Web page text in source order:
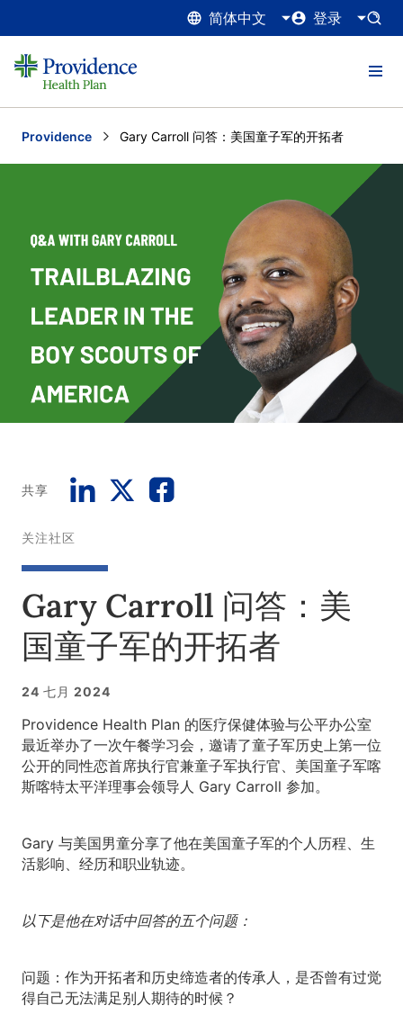
简体中文 登录
Providence Current:
Gary Carroll 问答：美国童子军的开拓者
共享
关注社区
Gary Carroll 问答：美
国童子军的开拓者
24 七月 2024
Providence Health Plan 的医疗保健体验与公平办公室
最近举办了一次午餐学习会，邀请了童子军历史上第一位
公开的同性恋首席执行官兼童子军执行官、美国童子军喀
斯喀特太平洋理事会领导人 Gary Carroll 参加。
Gary 与美国男童分享了他在美国童子军的个人历程、生
活影响、经历和职业轨迹。
以下是他在对话中回答的五个问题：
问题： 作为开拓者和历史缔造者的传承人，是否曾有过觉
得自己无法满足别人期待的时候？